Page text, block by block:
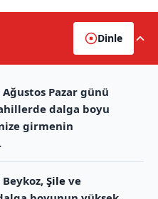
Dinle
Ağustos Pazar günü
dalga boyu
girmenin
Şile ve